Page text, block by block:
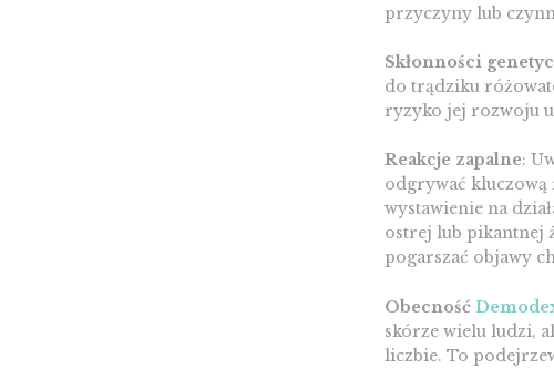
przyczyny lub
Skłonności
do trądziku
ryzyko jej rozwoju
Reakcje zapalne:
odgrywać
wystawienie na
ostrej lub pikantnej
pogarszać objawy
Obecność
skórze wielu ludzi,
liczbie. To